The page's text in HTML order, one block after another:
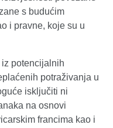
s budućim
i pravne, koje su u
potencijalnih
potraživanja u
isključiti ni
na osnovi
francima kao i